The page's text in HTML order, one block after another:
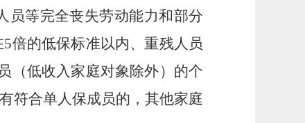
员等完全丧失劳动能力和部分
5倍的低保标准以内、重残人员
（低收入家庭对象除外）的个
符合单人保成员的，其他家庭